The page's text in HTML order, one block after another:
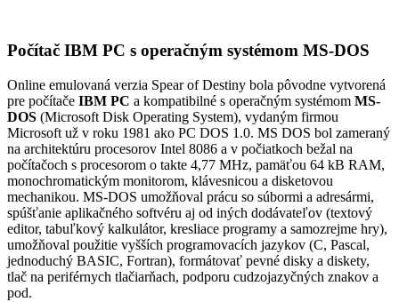
Počítač IBM PC s operačným systémom MS-DOS
Online emulovaná verzia Spear of Destiny bola pôvodne vytvorená
pre počítače IBM PC a kompatibilné s operačným systémom MS-
DOS (Microsoft Disk Operating System), vydaným firmou
Microsoft už v roku 1981 ako PC DOS 1.0. MS DOS bol zameraný
na architektúru procesorov Intel 8086 a v počiatkoch bežal na
počítačoch s procesorom o takte 4,77 MHz, pamäťou 64 kB RAM,
monochromatickým monitorom, klávesnicou a disketovou
mechanikou. MS-DOS umožňoval prácu so súbormi a adresármi,
spúšťanie aplikačného softvéru aj od iných dodávateľov (textový
editor, tabuľkový kalkulátor, kresliace programy a samozrejme hry),
umožňoval použitie vyšších programovacích jazykov (C, Pascal,
jednoduchý BASIC, Fortran), formátovať pevné disky a diskety,
tlač na periférnych tlačiarňach, podporu cudzojazyčných znakov a
pod.